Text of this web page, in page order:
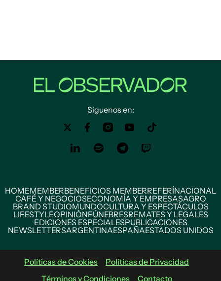
Siguenos en:
HOMEMEMBERBENEFICIOS MEMBERREFERÍNACIONAL
CAFÉ Y NEGOCIOSECONOMÍA Y EMPRESASAGRO
BRAND STUDIOMUNDOCULTURA Y ESPECTÁCULOS
LIFESTYLEOPINIÓNFÚNEBRESREMATES Y LEGALES
EDICIONES ESPECIALESPUBLICACIONES
NEWSLETTERSARGENTINAESPAÑAESTADOS UNIDOS
Políticas de Cookies
Políticas de Privacidad
Términos y Condiciones
Contacto